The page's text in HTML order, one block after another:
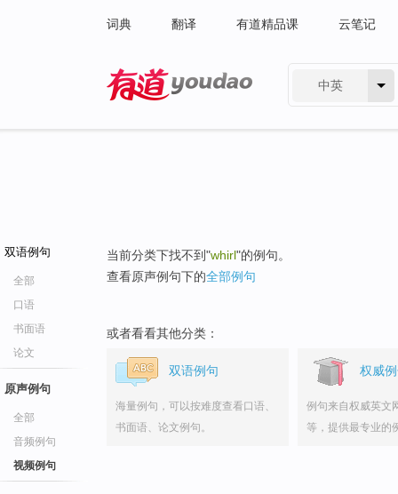
词典 翻译 有道精品课 云笔记
中英
双语例句
全部
口语
书面语
论文
原声例句
全部
音频例句
视频例句
当前分类下找不到"whirl"的例句。
查看原声例句下的全部例句
或者看看其他分类：
双语例句
海量例句，可以按难度查看口语、
书面语、论文例句。
权威
例句来自权威英文
等，提供最专业的